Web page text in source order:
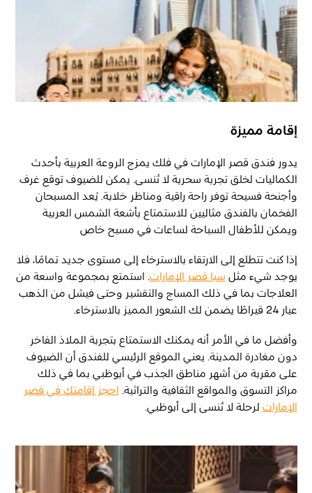
إقامة مميزة
يدور فندق قصر الإمارات في فلك يمزج الروعة العربية بأحدث
الكماليات لخلق تجربة سحرية لا تُنسى. يمكن للضيوف توقع غرف
وأجنحة فسيحة توفر راحة راقية ومناظر خلابة. يُعد المسبحان
الفخمان بالفندق مثاليين للاستمتاع بأشعة الشمس العربية
ويمكن للأطفال السباحة لساعات في مسبح خاص
إذا كنت تتطلع إلى الارتقاء بالاسترخاء إلى مستوى جديد تمامًا، فلا
يوجد شيء مثل سبا قصر الإمارات . استمتع بمجموعة واسعة من
العلاجات بما في ذلك المساج والتقشير وحتى فيشل من الذهب
عيار 24 قيراطًا يضمن لك الشعور المميز بالاسترخاء.
وأفضل ما في الأمر أنه يمكنك الاستمتاع بتجربة الملاذ الفاخر
دون مغادرة المدينة. يعني الموقع الرئيسي للفندق أن الضيوف
على مقربة من أشهر مناطق الجذب في أبوظبي بما في ذلك
مراكز التسوق والمواقع الثقافية والتراثية. احجز إقامتك في قصر
الإمارات لرحلة لا تُنسى إلى أبوظبي.